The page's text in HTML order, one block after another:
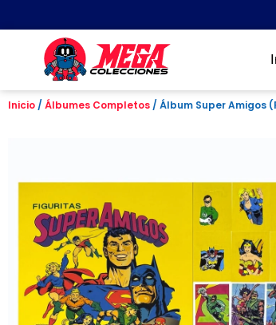
Inicio / Álbumes Completos / Álbum Super Amigos